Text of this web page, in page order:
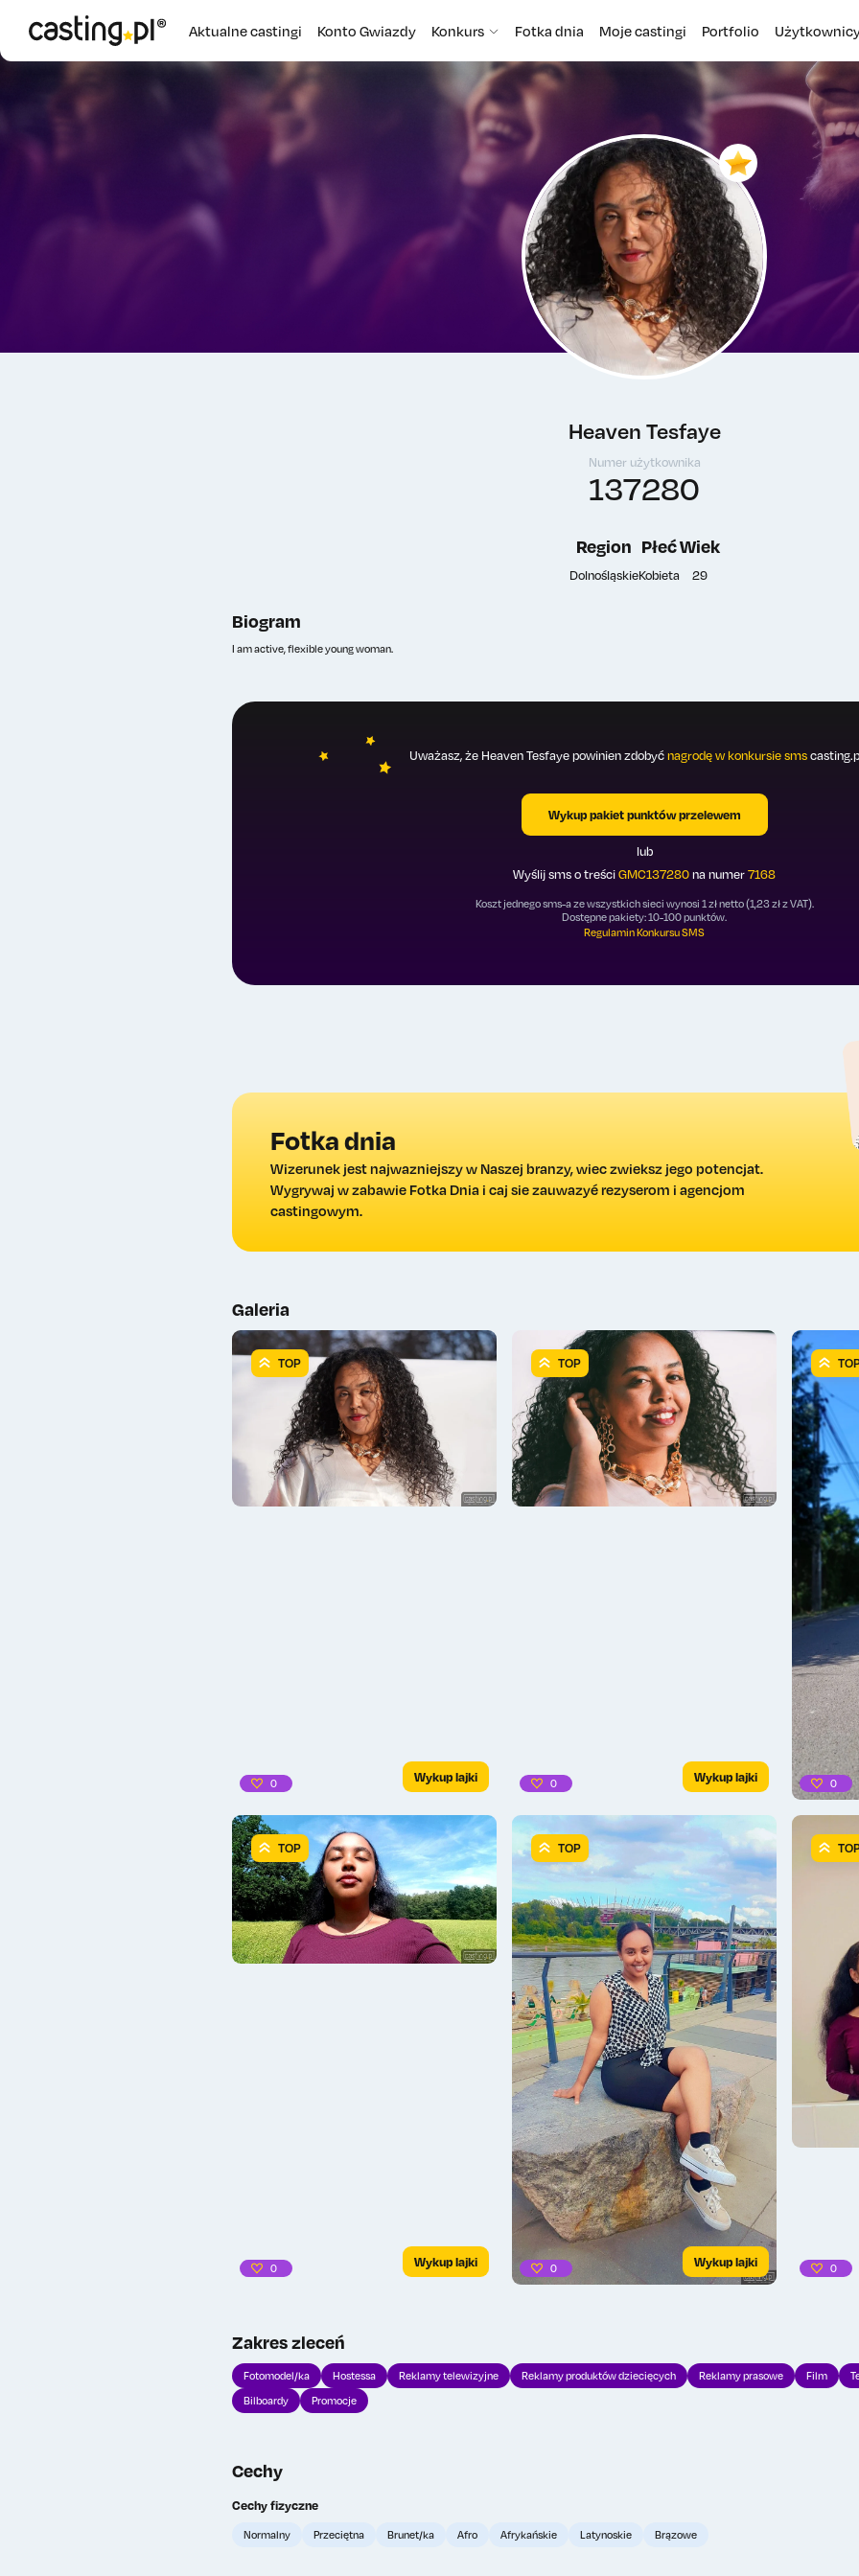
Aktualne castingi Konto Gwiazdy Konkurs Fotka dnia Moje castingi Portfolio
Heaven Tesfaye
Numer użytkownika
137280
Region
Dolnośląskie
Płeć
Kobieta
Wiek
29
Biogram
I am active, flexible young woman.
Uważasz, że Heaven Tesfaye powinien zdobyćnagrodę w konkursie sms
Wykup pakiet punktów przelewem
lub
Wyślij sms o treściGMC137280na numer7168
Koszt jednego sms-a ze wszystkich sieci wynosi 1 zł netto (1,23 zł z VAT).
Dostępne pakiety: 10-100 punktów.
Regulamin Konkursu SMS
Fotka dnia
Wizerunek jest najwazniejszy w Naszej branzy, wiec zwieksz jego potencjat.
Wygrywaj w zabawie Fotka Dnia i caj sie zauwazyé rezyserom i agencjom
castingowym.
Galeria
TOP
0 Wykup lajki
TOP
0 Wykup lajki 0
TOP
0 Wykup lajki
TOP
0 Wykup lajki 0
Zakres zleceń
Fotomodel/ka Hostessa Reklamy telewizyjne Reklamy produktów dziecięcych Reklamy prasowe Film
Bilboardy
Promocje
Cechy
Cechy fizyczne
Normalny Przeciętna Brunet/ka Afro Afrykańskie Latynoskie Brązowe